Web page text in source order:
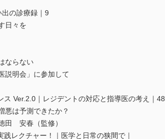
の診療録｜9
日々を
ならない
説明会」に参加して
ス Ver.2.0｜レジデントの対応と指導医の考え｜48
悪は予測できたか？
安春（監修）
レクチャー！｜医学と日常の狭間で｜